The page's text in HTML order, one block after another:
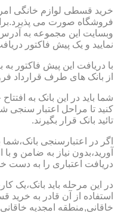
خرید قسطی لوازم خانگی
فروشگاه صورت می
نمایید و یک پیش فاکتور
با دریافت این پیش فاکتور
از بانک های طرف قرارداد
کنید تا مراحل اعتبار
تائید بانک قرار بگیرند.
آورید،بدون نیاز به ضامن و
دریافت اعتباری را به دست
در این مرحله باید بانک،یک
استفاده از آن قادر به
خاقانی,منطقه امجدیه خاقانی